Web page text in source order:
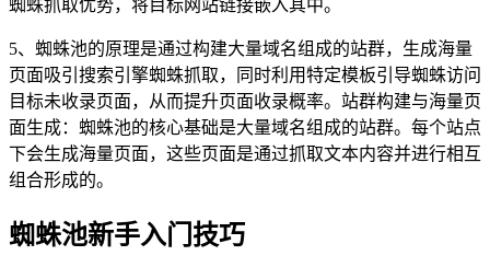
蜘蛛抓取优势，将目标网站链接嵌入其中。
5、蜘蛛池的原理是通过构建大量域名组成的站群，生成海量
页面吸引搜索引擎蜘蛛抓取，同时利用特定模板引导蜘蛛访问
目标未收录页面，从而提升页面收录概率。站群构建与海量页
面生成：蜘蛛池的核心基础是大量域名组成的站群。每个站点
下会生成海量页面，这些页面是通过抓取文本内容并进行相互
组合形成的。
蜘蛛池新手入门技巧